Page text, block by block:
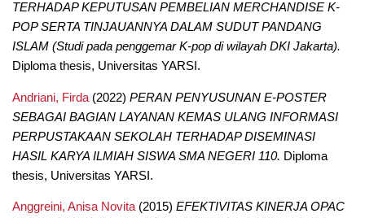
TERHADAP KEPUTUSAN PEMBELIAN MERCHANDISE K-
POP SERTA TINJAUANNYA DALAM SUDUT PANDANG
ISLAM (Studi pada penggemar K-pop di wilayah DKI Jakarta).
Diploma thesis, Universitas YARSI.
Andriani, Firda(2022) PERAN PENYUSUNAN E-POSTER
SEBAGAI BAGIAN LAYANAN KEMAS ULANG INFORMASI
PERPUSTAKAAN SEKOLAH TERHADAP DISEMINASI
HASIL KARYA ILMIAH SISWA SMA NEGERI 110. Diploma
thesis, Universitas YARSI.
Anggreini, Anisa Novita(2015) EFEKTIVITAS KINERJA OPAC